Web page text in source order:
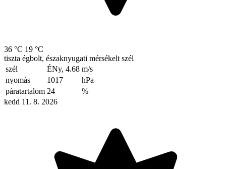
36 °C 19 °C
tiszta égbolt, északnyugati mérsékelt szél
szél
ÉNy, 4.68 m/s
nyomás
1017
hPa
páratartalom 24
%
kedd 11. 8. 2026